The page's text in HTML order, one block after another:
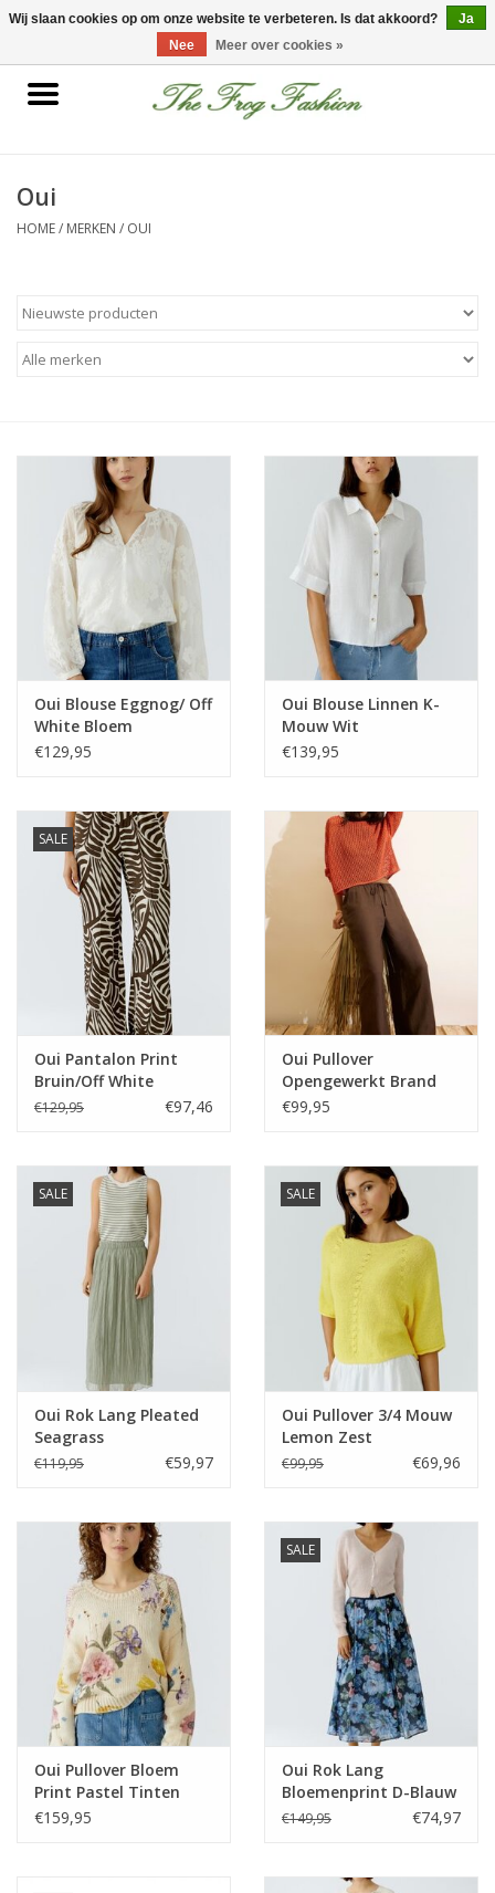
0 Artikelen - €0,00
Home
Nieuwe collectie
Accessoires
Merken
Oui
HOME/ MERKEN / OUI
Oui Blouse Eggnog/ Off
White Bloem
€129,95
Oui Blouse Linnen K-
Mouw Wit
€139,95
SALE
Oui Pantalon Print
Bruin/Off White
€129,95 €97,46
Oui Pullover
Opengewerkt Brand
Orange
€99,95
SALE
Oui Rok Lang Pleated
Seagrass
€119,95 €59,97
SALE
Oui Pullover 3/4 Mouw
Lemon Zest
€99,95 €69,96
Oui Pullover Bloem
Print Pastel Tinten
€159,95
SALE
Oui Rok Lang
Bloemenprint D-Blauw
€149,95 €74,97
Wij slaan cookies op om onze website te verbeteren. Is dat akkoord?
Ja
Nee
Meer over cookies »